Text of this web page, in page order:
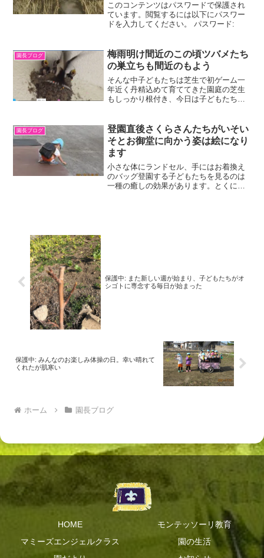
このコンテンツはパスワードで保護され
ています。閲覧するには以下にパスワー
ドを入力してください。 パスワード:
園長ブログ
梅雨明け間近のこの頃ツバメたち
の巣立ちも間近のもよう
そんな中子どもたちは芝生で初ゲーム一
年近く丹精込めて育ててきた園庭の芝生
もしっかり根付き、今日は子どもたちに
ながら、少しづつ芝生にも慣れてもらう
ことに。お気づきのように...
園長ブログ
登園直後さくらさんたちがいそい
そとお御堂に向かう姿は絵になり
ます
小さな体にランドセル、手にはお着換え
のバッグ登園する子どもたちを見るのは
一種の癒しの効果があります。とくにさ
保護中: また新しい週が始まり、子どもたちがオ
シゴトに専念する毎日が始まった
保護中: みんなのお楽しみ体操の日。幸い晴れて
くれたが肌寒い
ホーム 園長ブログ
HOME
モンテッソーリ教育
マミーズエンジェルクラス
園の生活